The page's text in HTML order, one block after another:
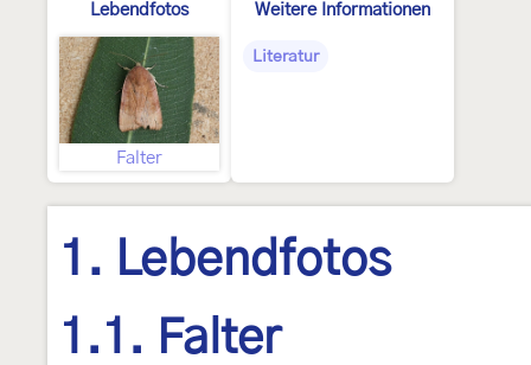
Lebendfotos
Falter
Weitere Informationen
Literatur
1. Lebendfotos
1.1. Falter